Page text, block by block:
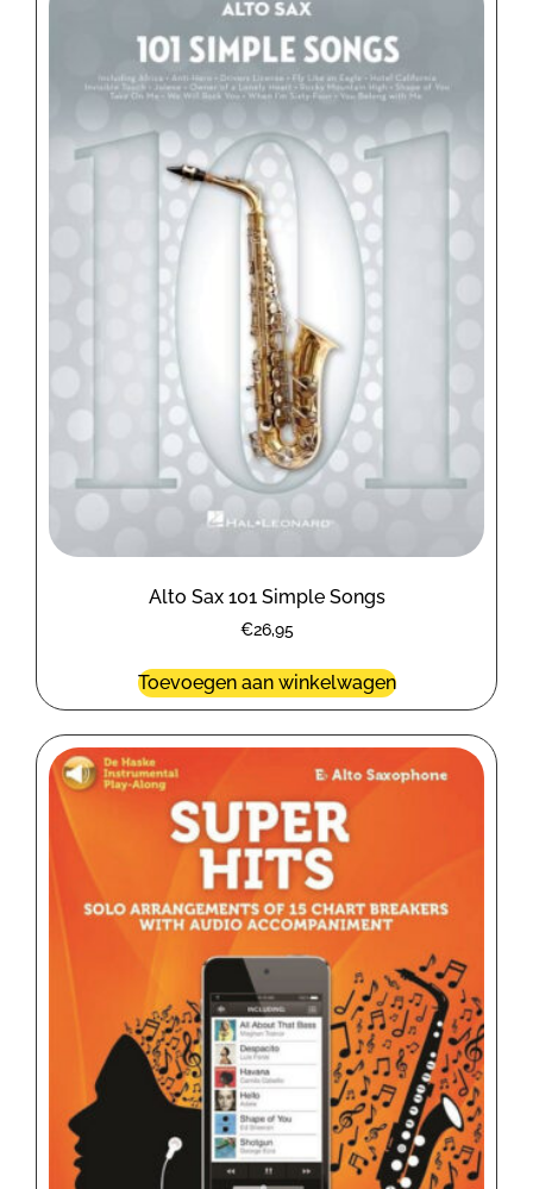
Alto Sax 101 Simple Songs
€26,95
Toevoegen aan winkelwagen